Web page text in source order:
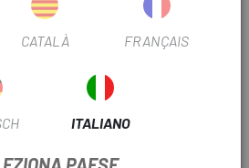
CATALÀ FRANÇAIS
ITALIANO